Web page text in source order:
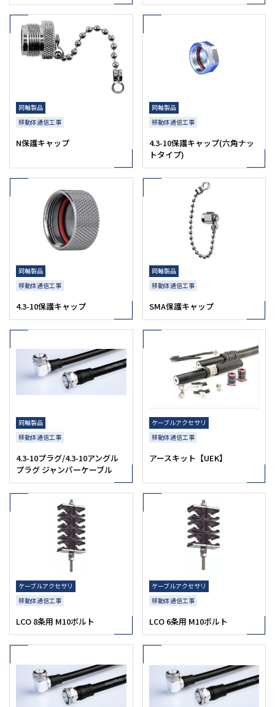
同軸製品
移動体通信工事
N保護キャップ
同軸製品
移動体通信工事
4.3-10保護キャップ(六角ナッ
トタイプ)
同軸製品
移動体通信工事
4.3-10保護キャップ
同軸製品
移動体通信工事
SMA保護キャップ
同軸製品
移動体通信工事
4.3-10プラグ/4.3-10アングル
プラグ ジャンパーケーブル
ケーブルアクセサリ
移動体通信工事
アースキット【UEK】
ケーブルアクセサリ
移動体通信工事
LCO 8条用 M10ボルト
ケーブルアクセサリ
移動体通信工事
LCO 6条用 M10ボルト